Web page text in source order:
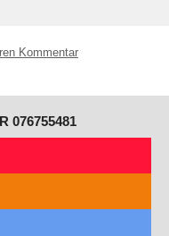
Kommentar
076755481